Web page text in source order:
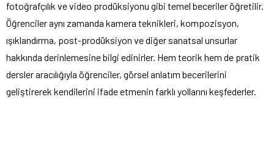
fotoğrafçılık ve video prodüksiyonu gibi temel beceriler öğretilir.
Öğrenciler aynı zamanda kamera teknikleri, kompozisyon,
ışıklandırma, post-prodüksiyon ve diğer sanatsal unsurlar
hakkında derinlemesine bilgi edinirler. Hem teorik hem de pratik
dersler aracılığıyla öğrenciler, görsel anlatım becerilerini
geliştirerek kendilerini ifade etmenin farklı yollarını keşfederler.